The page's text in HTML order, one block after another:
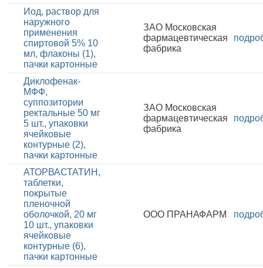
Иод, раствор для
наружного
применения
спиртовой 5% 10
мл, флаконы (1),
пачки картонные
ЗАО Московская
фармацевтическая
фабрика
Диклофенак-
МФФ,
суппозитории
ректальные 50 мг
5 шт., упаковки
ячейковые
контурные (2),
пачки картонные
ЗАО Московская
фармацевтическая
фабрика
АТОРВАСТАТИН,
таблетки,
покрытые
пленочной
оболочкой, 20 мг
10 шт., упаковки
ячейковые
контурные (6),
пачки картонные
ООО ПРАНАФАРМ